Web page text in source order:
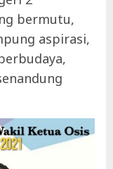
bermutu,
aspirasi,